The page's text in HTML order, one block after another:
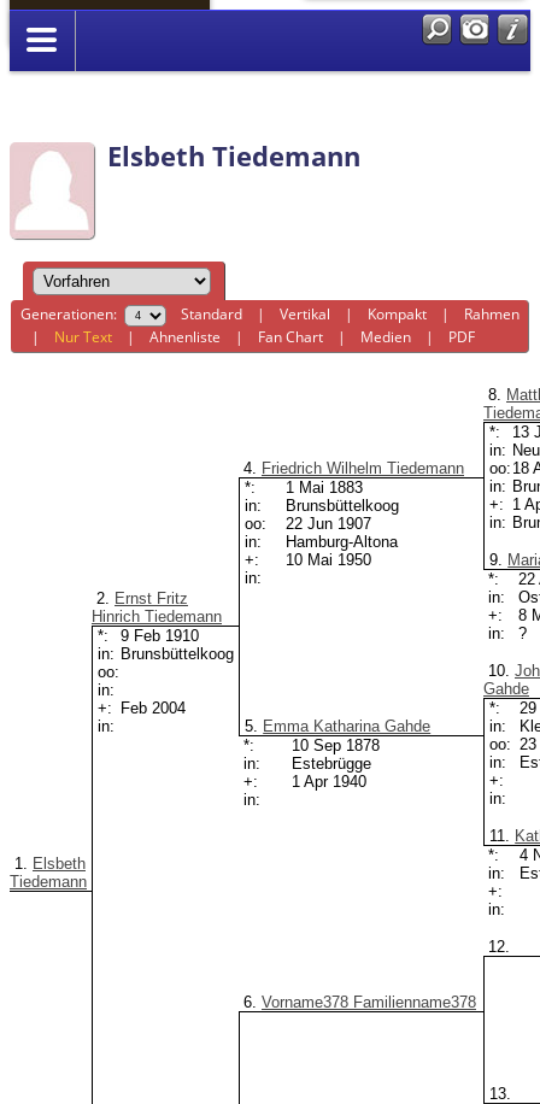
Anmelden
Elsbeth Tiedemann
Generationen: Standard |Vertikal | Kompakt | Rahmen
| Nur Text |Ahnenliste | Fan Chart | Medien | PDF
1.
Elsbeth
Tiedemann
2.
Ernst Fritz
Hinrich Tiedemann
*:
9 Feb 1910
in: Brunsbüttelkoog
oo:
in:
+:
Feb 2004
in:
4.
Friedrich Wilhelm Tiedemann
*:
1 Mai 1883
in:
Brunsbüttelkoog
oo:
22 Jun 1907
in:
Hamburg-Altona
+:
10 Mai 1950
in:
8.
*:
13
in:
oo: 18
in:
+: 1
in:
9.
*:
in:
+:
8
in:
?
5.
Emma Katharina Gahde
*:
10 Sep 1878
in:
Estebrügge
+:
1 Apr 1940
in:
10.
Gahde
*:
in:
oo:
in:
+:
in:
11.
*:
4
in:
+:
in:
6. Vorname378 Familienname378
12.
13.